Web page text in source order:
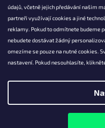
údajů, včetně jejich předávání našim
partneři využívají cookies a jiné
reklamy. Pokud to odmítnete budeme
nebudete dostávat žádný
omezíme se pouze na nutné cookies.
nastavení. Pokud nesouhlasíte,
FalanzoCZ